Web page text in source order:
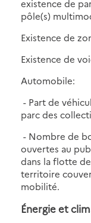
existence de
pôle(s)
Existence de
Existence de
Automobile:
- Part de
parc des
- Nombre de
ouvertes au
dans la flotte
territoire
mobilité.
Énergie et